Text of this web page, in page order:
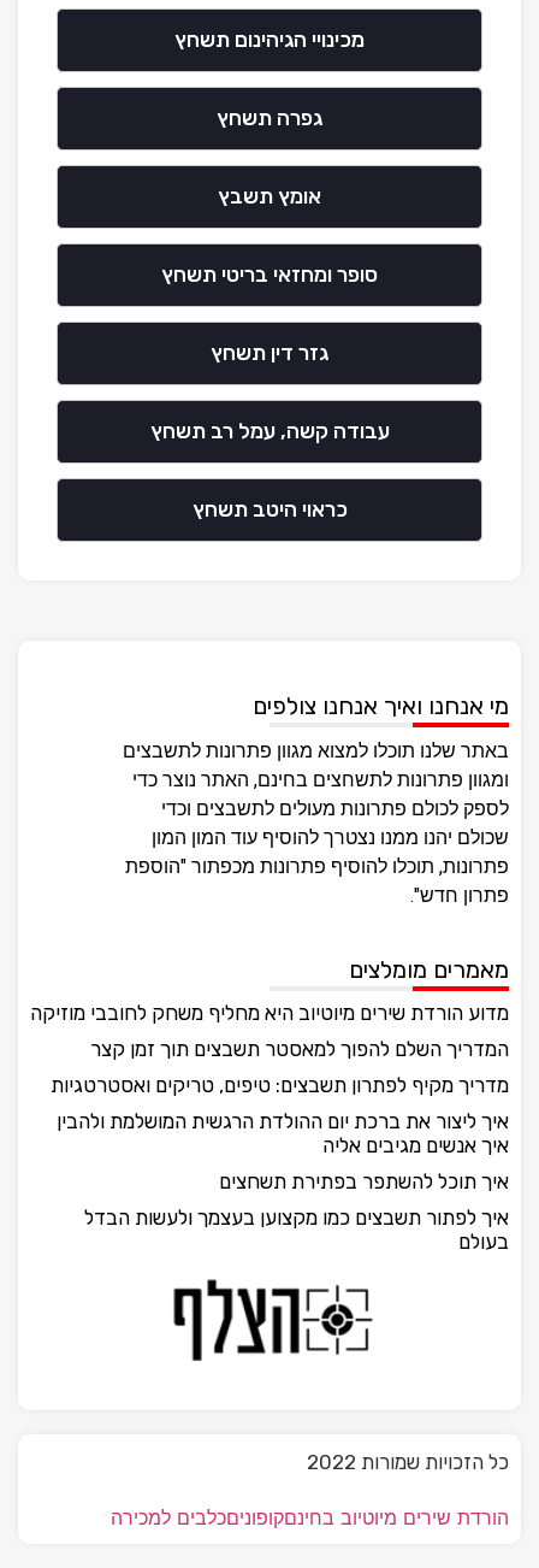
מכינויי הגיהינום תשחץ
גפרה תשחץ
אומץ תשבץ
סופר ומחזאי בריטי תשחץ
גזר דין תשחץ
עבודה קשה, עמל רב תשחץ
כראוי היטב תשחץ
מי אנחנו ואיך אנחנו צולפים
באתר שלנו תוכלו למצוא מגוון פתרונות לתשבצים
ומגוון פתרונות לתשחצים בחינם, האתר נוצר כדי
לספק לכולם פתרונות מעולים לתשבצים וכדי
שכולם יהנו ממנו נצטרך להוסיף עוד המון המון
פתרונות, תוכלו להוסיף פתרונות מכפתור "הוספת
פתרון חדש".
מאמרים מומלצים
מדוע הורדת שירים מיוטיוב היא מחליף משחק לחובבי מוזיקה
המדריך השלם להפוך למאסטר תשבצים תוך זמן קצר
מדריך מקיף לפתרון תשבצים: טיפים, טריקים ואסטרטגיות
איך ליצור את ברכת יום ההולדת הרגשית המושלמת ולהבין
איך אנשים מגיבים אליה
איך תוכל להשתפר בפתירת תשחצים
איך לפתור תשבצים כמו מקצוען בעצמך ולעשות הבדל
בעולם
כל הזכויות שמורות 2022
הורדת שירים מיוטיוב בחינםקופוניםכלבים למכירה